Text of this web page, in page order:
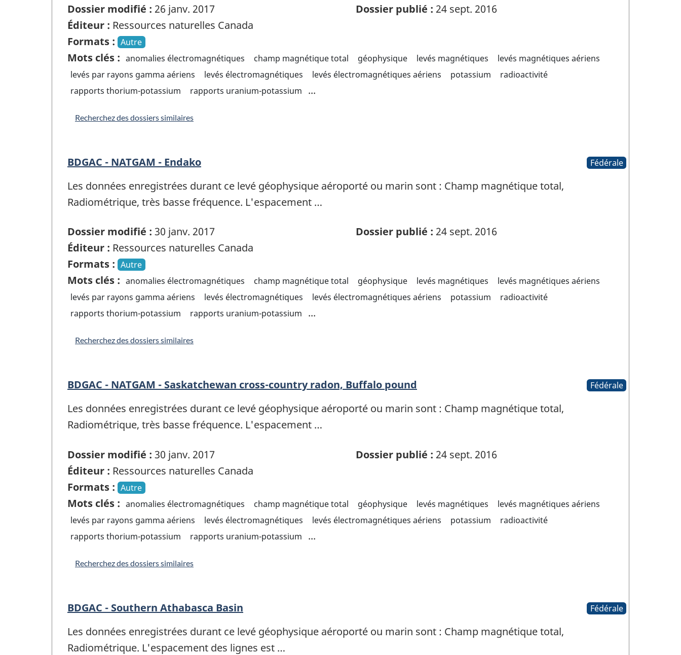
Dossier modifié : 26 janv. 2017 Dossier publié : 24 sept. 2016
Éditeur : Ressources naturelles Canada
Formats : Autre
Mots clés : anomalies électromagnétiques champ magnétique total géophysique levés magnétiques
levés magnétiques aériens
levés par rayons gamma aériens
levés électromagnétiques levés électromagnétiques aériens potassium
radioactivité
rapports thorium-potassium
rapports uranium-potassium ...
Recherchez des dossiers similaires
BDGAC - NATGAM - Endako Fédérale
Les données enregistrées durant ce levé géophysique aéroporté ou marin sont : Champ magnétique total,
Radiométrique, très basse fréquence. L'espacement …
Dossier modifié : 30 janv. 2017 Dossier publié : 24 sept. 2016
Éditeur : Ressources naturelles Canada
Formats : Autre
Mots clés : anomalies électromagnétiques champ magnétique total géophysique levés magnétiques
levés magnétiques aériens
levés par rayons gamma aériens
levés électromagnétiques levés électromagnétiques aériens potassium
radioactivité
rapports thorium-potassium
rapports uranium-potassium ...
Recherchez des dossiers similaires
BDGAC - NATGAM - Saskatchewan cross-country radon, Buffalo pound Fédérale
Les données enregistrées durant ce levé géophysique aéroporté ou marin sont : Champ magnétique total,
Radiométrique, très basse fréquence. L'espacement …
Dossier modifié : 30 janv. 2017 Dossier publié : 24 sept. 2016
Éditeur : Ressources naturelles Canada
Formats : Autre
Mots clés : anomalies électromagnétiques champ magnétique total géophysique levés magnétiques
levés magnétiques aériens
levés par rayons gamma aériens
levés électromagnétiques levés électromagnétiques aériens potassium
radioactivité
rapports thorium-potassium
rapports uranium-potassium ...
Recherchez des dossiers similaires
BDGAC - Southern Athabasca Basin Fédérale
Les données enregistrées durant ce levé géophysique aéroporté ou marin sont : Champ magnétique total,
Radiométrique. L'espacement des lignes est …